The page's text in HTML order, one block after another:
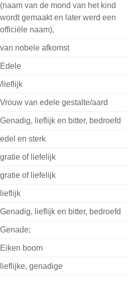
(naam van de mond van het kind
wordt gemaakt en later werd een
officiële naam),
van nobele afkomst
Edele
/lieflijk
Vrouw van edele gestalte/aard
Genadig, lieflijk en bitter, bedroefd
edel en sterk
gratie of liefelijk
gratie of liefelijk
lieflijk
Genadig, lieflijk en bitter, bedroefd
Genade;
Eiken boom
lieflijke, genadige